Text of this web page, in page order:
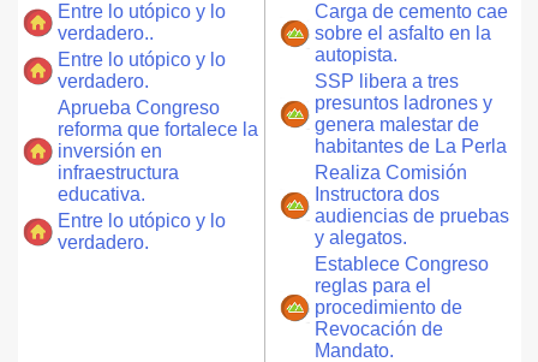
Entre lo utópico y lo
verdadero..
Entre lo utópico y lo
verdadero.
Aprueba Congreso
reforma que fortalece la
inversión en
infraestructura
educativa.
Entre lo utópico y lo
verdadero.
Carga de cemento cae
sobre el asfalto en la
autopista.
SSP libera a tres
presuntos ladrones y
genera malestar de
habitantes de La Perla
Realiza Comisión
Instructora dos
audiencias de pruebas
y alegatos.
Establece Congreso
reglas para el
procedimiento de
Revocación de
Mandato.